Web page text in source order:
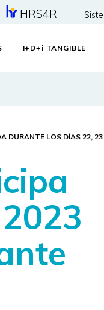
HRS4R
I+D+ i TANGIBLE
DURANTE LOS DÍAS 22, 23